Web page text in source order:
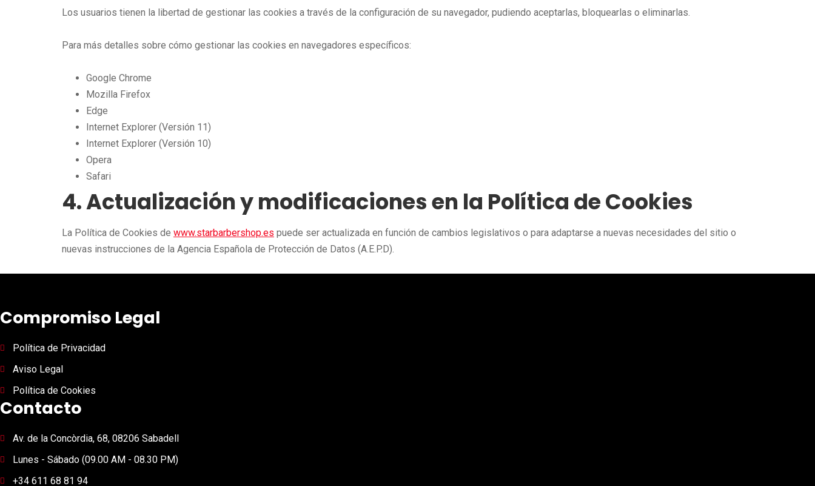
Los usuarios tienen la libertad de gestionar las cookies a través de la configuración de su navegador, pudiendo aceptarlas, bloquearlas o eliminarlas.
Para más detalles sobre cómo gestionar las cookies en navegadores específicos:
Google Chrome
Mozilla Firefox
Edge
Internet Explorer (Versión 11)
Internet Explorer (Versión 10)
Opera
Safari
4. Actualización y modificaciones en la Política de Cookies
La Política de Cookies de www.starbarbershop.es puede ser actualizada en función de cambios legislativos o para adaptarse a nuevas necesidades del sitio o
nuevas instrucciones de la Agencia Española de Protección de Datos (A.E.P.D).
Compromiso Legal
Política de Privacidad
Aviso Legal
Política de Cookies
Contacto
Av. de la Concòrdia, 68, 08206 Sabadell
Lunes - Sábado (09.00 AM - 08.30 PM)
+34 611 68 81 94